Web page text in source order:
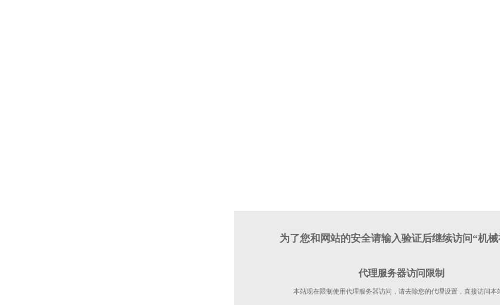
为了您和网站的安全请输入验证后继续访问“机械
代理服务器访问限制
本站现在限制使用代理服务器访问，请去除您的代理设置，直接访问本